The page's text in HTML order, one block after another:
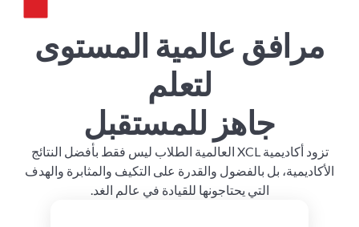
مرافق عالمية المستوى
لتعلم
جاهز للمستقبل
تزود أكاديمية XCL العالمية الطلاب ليس فقط بأفضل النتائج
الأكاديمية، بل بالفضول والقدرة على التكيف والمثابرة والهدف
التي يحتاجونها للقيادة في عالم الغد.